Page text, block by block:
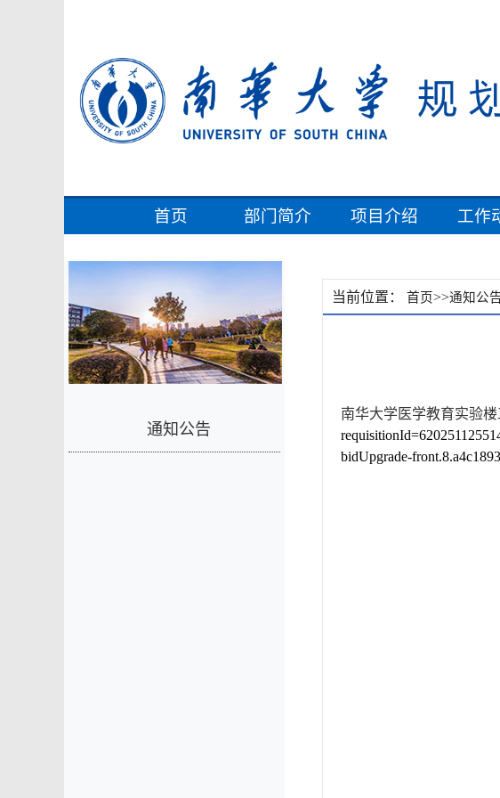
首页 部门简介 项目介绍 工作
通知公告
当前位置： 首页>>通知公
南华大学医学教育实验楼
bidUpgrade-